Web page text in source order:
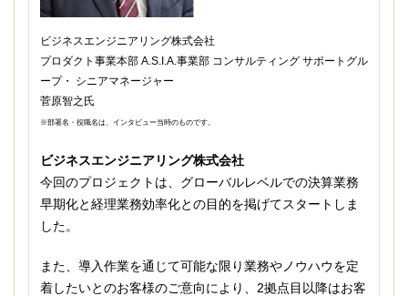
ビジネスエンジニアリング株式会社
プロダクト事業本部 A.S.I.A.事業部 コンサルティング サポートグル
ープ・ シニアマネージャー
菅原智之氏
※部署名・役職名は、インタビュー当時のものです。
ビジネスエンジニアリング株式会社
今回のプロジェクトは、グローバルレベルでの決算業務
早期化と経理業務効率化との目的を掲げてスタートしま
した。
また、導入作業を通じて可能な限り業務やノウハウを定
着したいとのお客様のご意向により、2拠点目以降はお客